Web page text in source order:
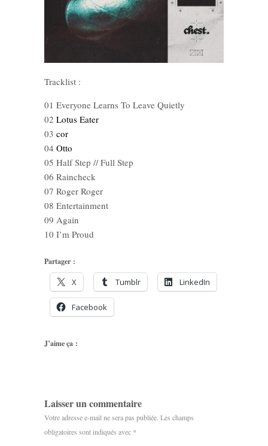
Tracklist :
01 Everyone Learns To Leave Quietly
02 Lotus Eater
03 cor
04 Otto
05 Half Step // Full Step
06 Raincheck
07 Roger Roger
08 Entertainment
09 Again
10 I’m Proud
Partager :
X Tumblr LinkedIn
Facebook
J’aime ça :
Laisser un commentaire
Votre adresse e-mail ne sera pas publiée. Les champs
obligatoires sont indiqués avec *